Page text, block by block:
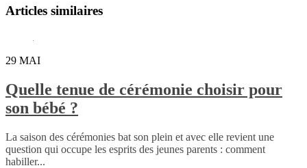
Articles similaires
29 MAI
Quelle tenue de cérémonie choisir pour
son bébé ?
La saison des cérémonies bat son plein et avec elle revient une
question qui occupe les esprits des jeunes parents : comment
habiller...